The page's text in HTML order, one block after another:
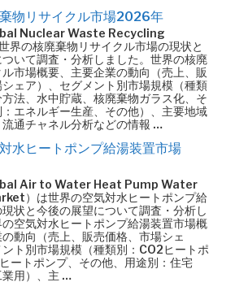
物リサイクル市場2026年
Nuclear Waste Recycling
界の核廃棄物リサイクル市場の現状と
いて調査・分析しました。世界の核廃
市場概要、主要企業の動向（売上、販
ェア）、セグメント別市場規模（種類
法、水中貯蔵、核廃棄物ガラス化、そ
エネルギー生産、その他）、主要地域
流通チャネル分析などの情報 …
水ヒートポンプ給湯装置市場
Air to Water Heat Pump Water
）は世界の空気対水ヒートポンプ給
状と今後の展望について調査・分析し
の空気対水ヒートポンプ給湯装置市場概
動向（売上、販売価格、市場シェ
ト別市場規模（種類別：CO2ヒートポ
ートポンプ、その他、用途別：住宅
業用）、主 …